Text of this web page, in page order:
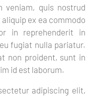
veniam, quis nostrud
ex ea commodo
in reprehenderit in
fugiat nulla pariatur.
non proident, sunt in
id est laborum.
adipiscing elit,